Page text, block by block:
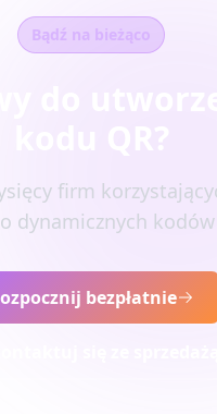
Bądź na bieżąco
firm
dynamicznych kodów
bezpłatnie